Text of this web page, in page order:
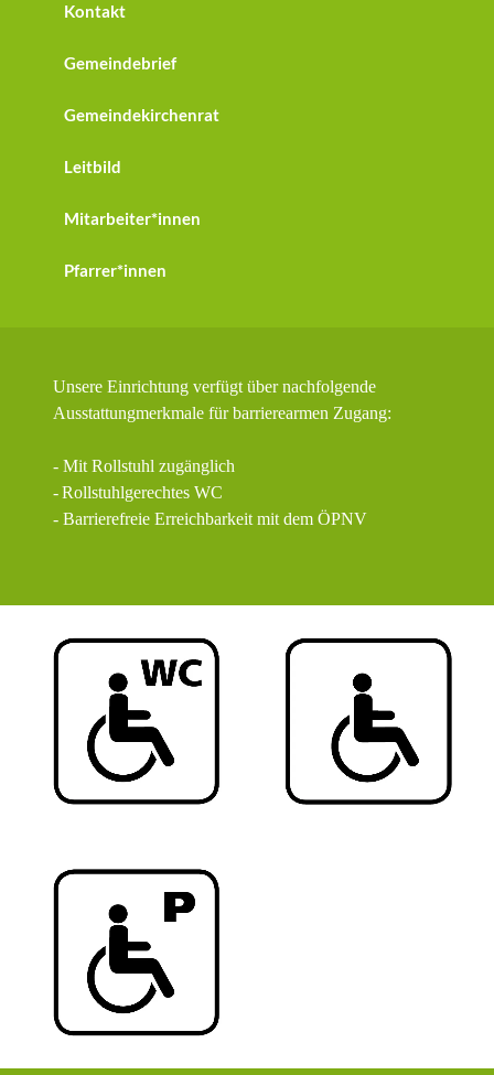
Kontakt
Gemeindebrief
Gemeindekirchenrat
Leitbild
Mitarbeiter*innen
Pfarrer*innen
Unsere Einrichtung verfügt über nachfolgende
Ausstattungmerkmale für barrierearmen Zugang:
- Mit Rollstuhl zugänglich
-Rollstuhlgerechtes WC
- Barrierefreie Erreichbarkeit mit dem ÖPNV